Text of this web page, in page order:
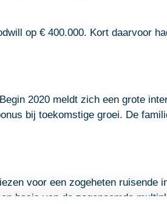
op € 400.000. Kort daarvoor
2020 meldt zich een grote
bij toekomstige groei. De
voor een zogeheten
basis van de zogenoemde